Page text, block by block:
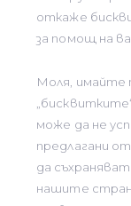
откаже
за помощ на
Моля, имайте
може да не
предлагани
да
нашите